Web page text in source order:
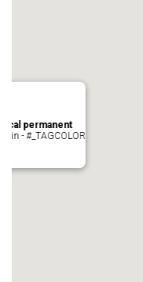
permanent
- #_TAGCOLOR